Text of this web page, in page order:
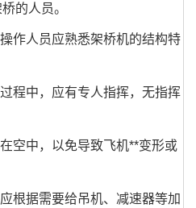
的人员。
人员应熟悉架桥机的结构特
中，应有专人指挥，无指挥
中，以免导致飞机**变形或
据需要给吊机、减速器等加